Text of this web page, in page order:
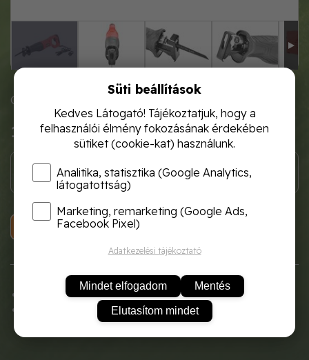
Cikkszám: Hecht 1572
14 990 Ft
KOSÁRBA
Elektromos hálózatra kapcsolás kijelző
Alapfelszerelés: fűrészlap fára és fémre
Süti beállítások
Kedves Látogató! Tájékoztatjuk, hogy a
felhasználói élmény fokozásának érdekében
sütiket (cookie-kat) használunk.
Analitika, statisztika (Google Analytics,
látogatottság)
Marketing, remarketing (Google Ads,
Facebook Pixel)
Adatkezelési tájékoztató
Mindet elfogadom Mentés
Elutasítom mindet